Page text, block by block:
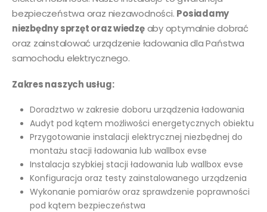
bezpieczeństwa oraz niezawodności. Posiadamy
niezbędny sprzęt oraz wiedzęaby optymalnie dobrać
oraz zainstalować urządzenie ładowania dla Państwa
samochodu elektrycznego.
Zakres naszych usług:
Doradztwo w zakresie doboru urządzenia ładowania
Audyt pod kątem możliwości energetycznych obiektu
Przygotowanie instalacji elektrycznej niezbędnej do
montażu stacji ładowania lub wallbox evse
Instalacja szybkiej stacji ładowania lub wallbox evse
Konfiguracja oraz testy zainstalowanego urządzenia
Wykonanie pomiarów oraz sprawdzenie poprawności
pod kątem bezpieczeństwa